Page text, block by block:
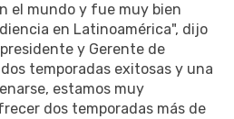
el mundo y fue muy bien
en Latinoamérica", dijo
y Gerente de
temporadas exitosas y una
estamos muy
dos temporadas más de